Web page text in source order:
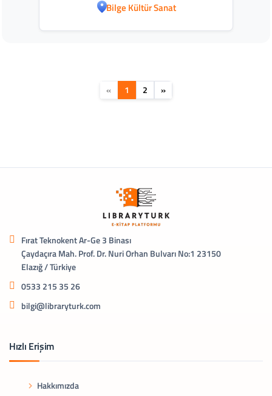
Bilge Kültür Sanat
« 1 2 »
Fırat Teknokent Ar-Ge 3 Binası
Çaydaçıra Mah. Prof. Dr. Nuri Orhan Bulvarı No:1 23150
Elazığ / Türkiye
0533 215 35 26
bilgi@libraryturk.com
Hızlı Erişim
Hakkımızda